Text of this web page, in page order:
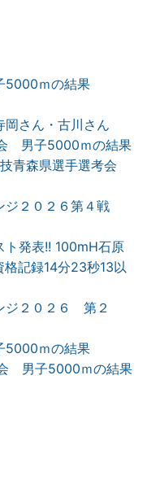
5000ｍの結果
さん・古川さん
男子5000ｍの結果
青森県選手選考会
ジ２０２６第４戦
ト発表!! 100mH石原
記録14分23秒13以
ジ２０２６ 第２
5000ｍの結果
男子5000ｍの結果